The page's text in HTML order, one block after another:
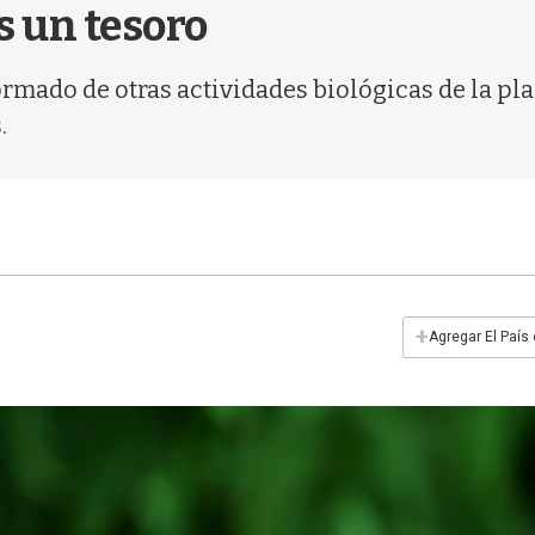
un tesoro
de otras actividades biológicas de la
+Agregar El País